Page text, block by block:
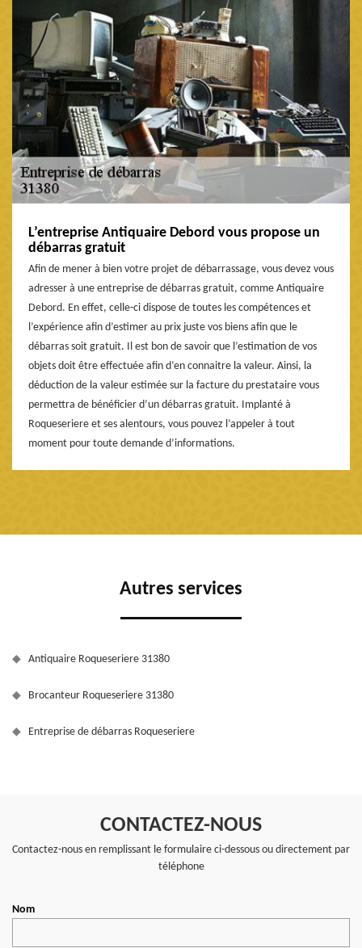
L’entreprise Antiquaire Debord vous propose un
débarras gratuit
Afin de mener à bien votre projet de débarrassage, vous devez vous
adresser à une entreprise de débarras gratuit, comme Antiquaire
Debord. En effet, celle-ci dispose de toutes les compétences et
l’expérience afin d’estimer au prix juste vos biens afin que le
débarras soit gratuit. Il est bon de savoir que l’estimation de vos
objets doit être effectuée afin d’en connaitre la valeur. Ainsi, la
déduction de la valeur estimée sur la facture du prestataire vous
permettra de bénéficier d’un débarras gratuit. Implanté à
Roqueseriere et ses alentours, vous pouvez l’appeler à tout
moment pour toute demande d’informations.
Autres services
Antiquaire Roqueseriere 31380
Brocanteur Roqueseriere 31380
Entreprise de débarras Roqueseriere
CONTACTEZ-NOUS
Contactez-nous en remplissant le formulaire ci-dessous ou directement par
téléphone
Nom